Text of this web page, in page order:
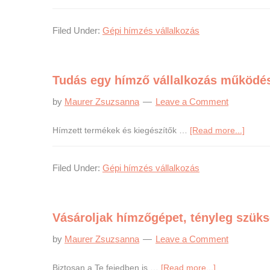
Filed Under: Gépi hímzés vállalkozás
Tudás egy hímző vállalkozás
by Maurer Zsuzsanna Leave a Comment
Hímzett termékek és kiegészítők … [Read more...]
Filed Under: Gépi hímzés vállalkozás
Vásároljak hímzőgépet, tényleg
by Maurer Zsuzsanna Leave a Comment
Biztosan a Te fejedben is … [Read more...]